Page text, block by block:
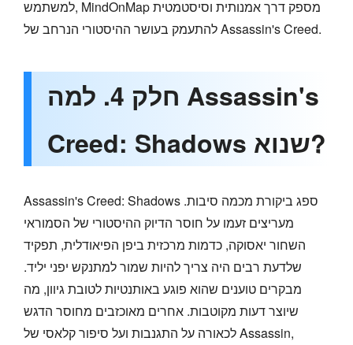
למשתמש, MindOnMap מספק דרך אמנותית וסיסטמטית
להתעמק בעושר ההיסטורי הנרחב של Assassin's Creed.
חלק 4. למה Assassin's
Creed: Shadows שנוא?
Assassin's Creed: Shadows ספג ביקורת מכמה סיבות.
מעריצים זעמו על חוסר הדיוק ההיסטורי של הסמוראי
השחור יאסוקה, כדמות מרכזית ביפן הפיאודלית, תפקיד
שלדעת רבים היה צריך להיות שמור למתנקש יפני יליד.
מבקרים טוענים שהוא פוגע באותנטיות לטובת גיוון, מה
שיוצר דעות מקוטבות. אחרים מאוכזבים מחוסר הדגש
לכאורה על התגנבות ועל סיפור קלאסי של Assassin,